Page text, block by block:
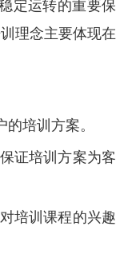
定运转的重要保
理念主要体现在
培训方案。
证培训方案为客
培训课程的兴趣